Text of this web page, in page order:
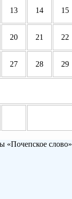
13 14 15
20 21 22
27 28 29
«Почепское слово»